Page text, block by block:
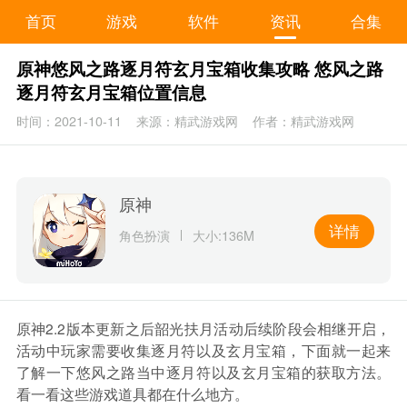
首页 游戏 软件 资讯 合集
原神悠风之路逐月符玄月宝箱收集攻略 悠风之路
逐月符玄月宝箱位置信息
时间：2021-10-11 来源：精武游戏网 作者：精武游戏网
原神
角色扮演 大小:136M 详情
原神2.2版本更新之后韶光扶月活动后续阶段会相继开启，
活动中玩家需要收集逐月符以及玄月宝箱，下面就一起来
了解一下悠风之路当中逐月符以及玄月宝箱的获取方法。
看一看这些游戏道具都在什么地方。